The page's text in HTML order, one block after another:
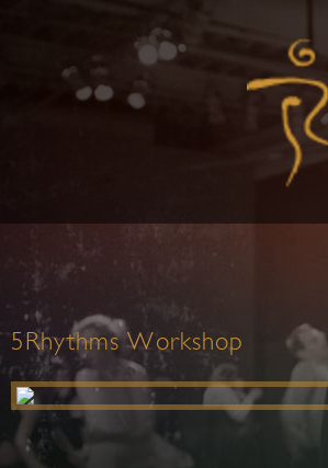
5Rhythms Workshop